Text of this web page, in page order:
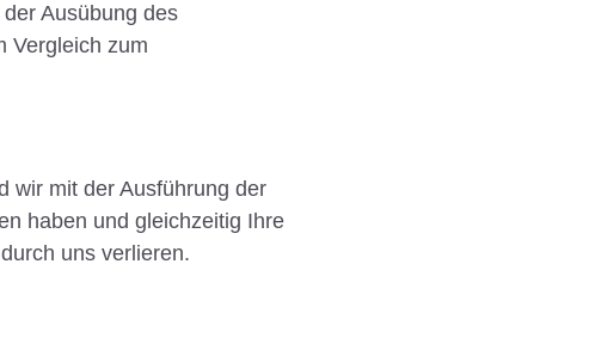
Ausübung des
Vergleich zum
wir mit der Ausführung der
haben und gleichzeitig Ihre
uns verlieren.